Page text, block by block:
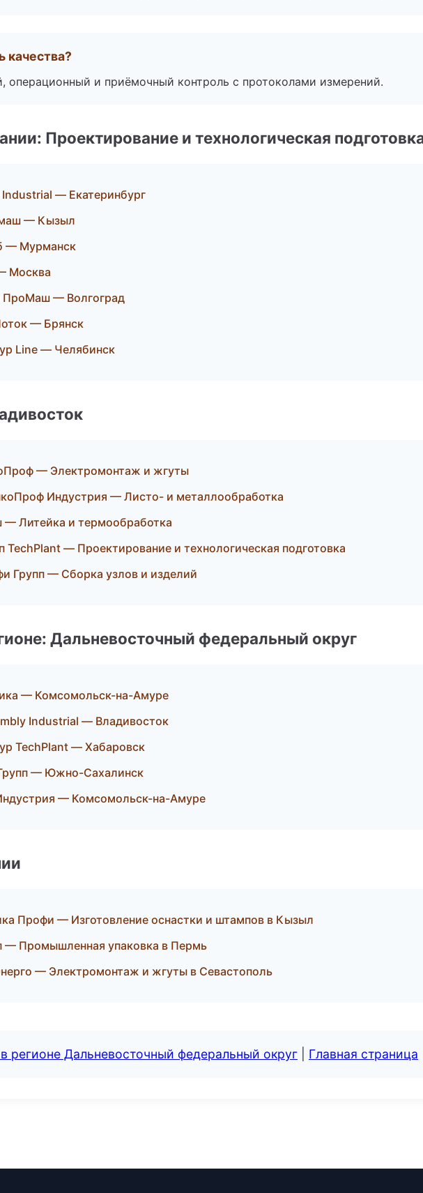
качества?
операционный и приёмочный контроль с протоколами измерений.
Проектирование и технологическая
— Екатеринбург
— Кызыл
— Мурманск
Москва
ПроМаш — Волгоград
— Брянск
Line — Челябинск
— Электромонтаж и жгуты
Индустрия — Листо- и металлообработка
Литейка и термообработка
TechPlant — Проектирование и технологическая подготовка
Групп — Сборка узлов и изделий
Дальневосточный федеральный округ
— Комсомольск-на-Амуре
Industrial — Владивосток
TechPlant — Хабаровск
— Южно-Сахалинск
— Комсомольск-на-Амуре
Профи — Изготовление оснастки и штампов в Кызыл
— Промышленная упаковка в Пермь
— Электромонтаж и жгуты в Севастополь
регионе Дальневосточный федеральный округ Главная страница